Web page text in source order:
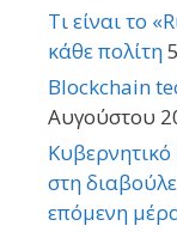
Τι είναι το
κάθε πολίτη
Blockchain
Αυγούστου
στη
επόμενη